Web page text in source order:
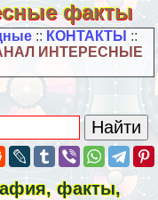
факты
:: КОНТАКТЫ ::
ИНТЕРЕСНЫЕ
факты,